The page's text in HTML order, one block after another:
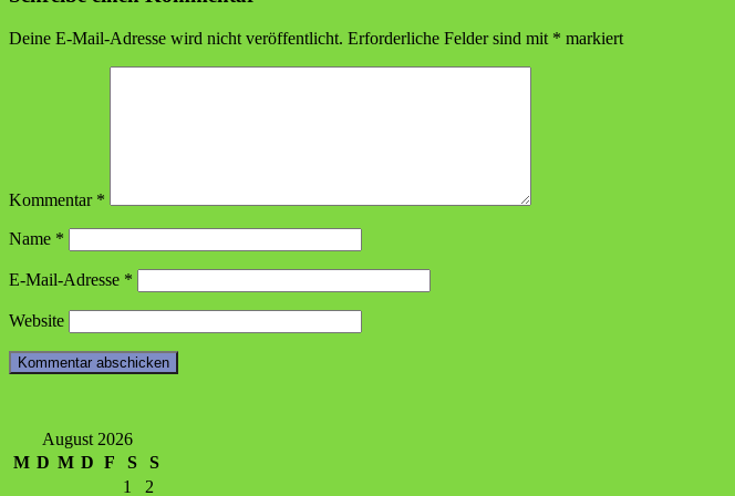
Deine E-Mail-Adresse wird nicht veröffentlicht. Erforderliche Felder sind mit * markiert
Kommentar *
Name *
E-Mail-Adresse *
Website
August 2026
M D M D F S
S
1
2